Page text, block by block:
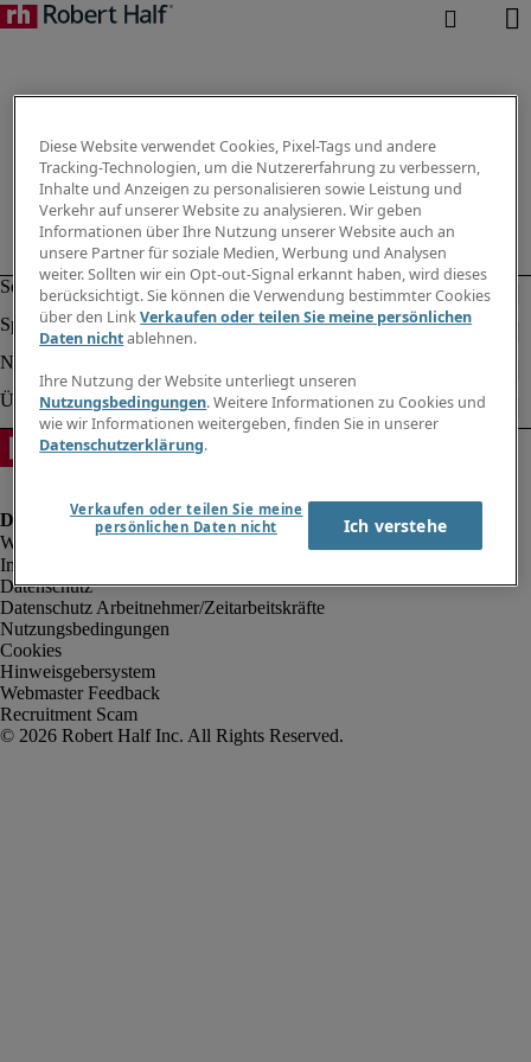
Impressum
Datenschutz
Datenschutz Arbeitnehmer/Zeitarbeitskräfte
Nutzungsbedingungen
Cookies
Hinweisgebersystem
Webmaster Feedback
Recruitment Scam
Diese Website verwendet Cookies, Pixel-Tags und andere
Tracking-Technologien, um die Nutzererfahrung zu verbessern,
Inhalte und Anzeigen zu personalisieren sowie Leistung und
Verkehr auf unserer Website zu analysieren. Wir geben
Informationen über Ihre Nutzung unserer Website auch an
unsere Partner für soziale Medien, Werbung und Analysen
weiter. Sollten wir ein Opt-out-Signal erkannt haben, wird dieses
berücksichtigt. Sie können die Verwendung bestimmter Cookies
über den LinkVerkaufen oder teilen Sie meine persönlichen
Daten nichtablehnen.
Ihre Nutzung der Website unterliegt unseren
Nutzungsbedingungen. Weitere Informationen zu Cookies und
wie wir Informationen weitergeben, finden Sie in unserer
Datenschutzerklärung.
Verkaufen oder teilen Sie meine
persönlichen Daten nicht
Ich verstehe